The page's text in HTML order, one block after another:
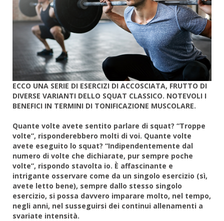
ECCO UNA SERIE DI ESERCIZI DI ACCOSCIATA, FRUTTO DI
DIVERSE VARIANTI DELLO SQUAT CLASSICO. NOTEVOLI I
BENEFICI IN TERMINI DI TONIFICAZIONE MUSCOLARE.
Quante volte avete sentito parlare di squat? “Troppe
volte”, risponderebbero molti di voi. Quante volte
avete eseguito lo squat? “Indipendentemente dal
numero di volte che dichiarate, pur sempre poche
volte”, rispondo stavolta io. È affascinante e
intrigante osservare come da un singolo esercizio (sì,
avete letto bene), sempre dallo stesso singolo
esercizio, si possa davvero imparare molto, nel tempo,
negli anni, nel susseguirsi dei continui allenamenti a
svariate intensità.